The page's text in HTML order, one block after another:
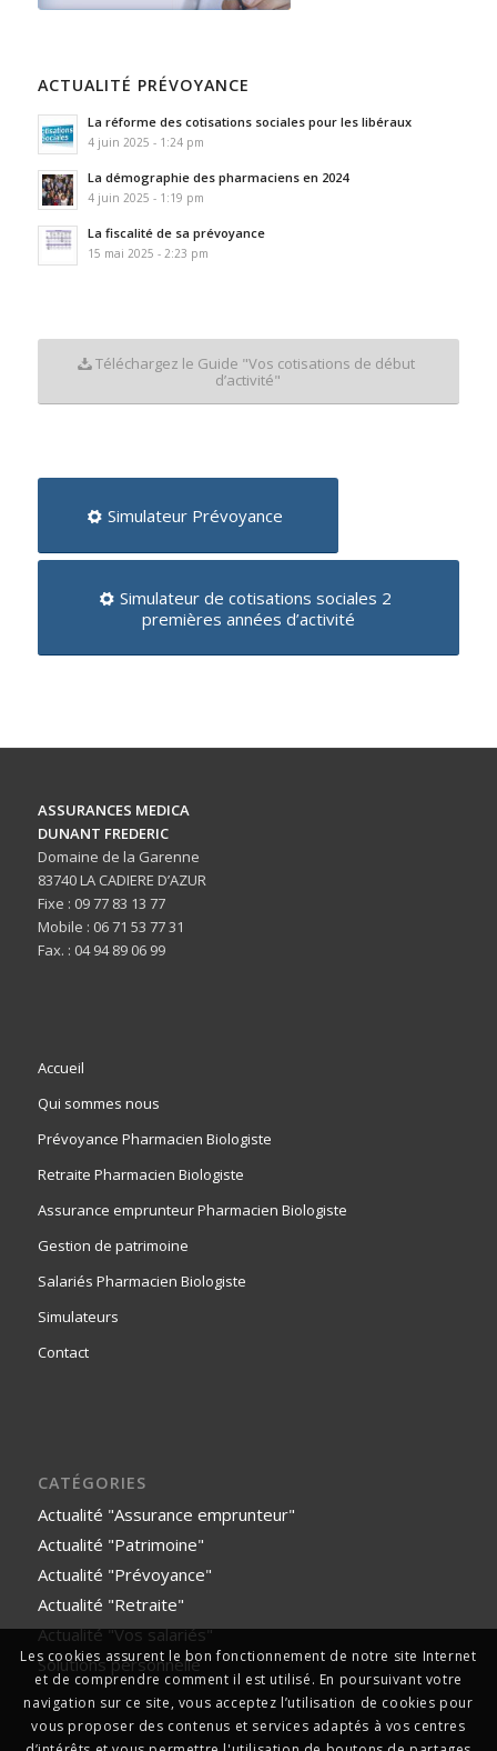
ACTUALITÉ PRÉVOYANCE
La réforme des cotisations sociales pour les libéraux
4 juin 2025 - 1:24 pm
La démographie des pharmaciens en 2024
4 juin 2025 - 1:19 pm
La fiscalité de sa prévoyance
15 mai 2025 - 2:23 pm
Téléchargez le Guide "Vos cotisations de début
d’activité"
Simulateur Prévoyance
Simulateur de cotisations sociales 2
premières années d’activité
ASSURANCES MEDICA
DUNANT FREDERIC
Domaine de la Garenne
83740 LA CADIERE D’AZUR
Fixe : 09 77 83 13 77
Mobile : 06 71 53 77 31
Fax. : 04 94 89 06 99
Accueil
Qui sommes nous
Prévoyance Pharmacien Biologiste
Retraite Pharmacien Biologiste
Assurance emprunteur Pharmacien Biologiste
Gestion de patrimoine
Salariés Pharmacien Biologiste
Simulateurs
Contact
CATÉGORIES
Actualité "Assurance emprunteur"
Actualité "Patrimoine"
Actualité "Prévoyance"
Actualité "Retraite"
Actualité "Vos salariés"
Solutions personnelle
Les cookies assurent le bon fonctionnement de notre site Internet
et de comprendre comment il est utilisé. En poursuivant votre
navigation sur ce site, vous acceptez l’utilisation de cookies pour
vous proposer des contenus et services adaptés à vos centres